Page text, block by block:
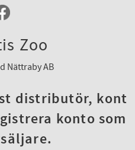
Zoo
Nättraby AB
distributör, kont
konto som